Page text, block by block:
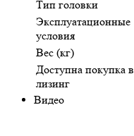
Тип головки
Эксплуатационные
условия
Вес (кг)
Доступна покупка в
лизинг
Видео